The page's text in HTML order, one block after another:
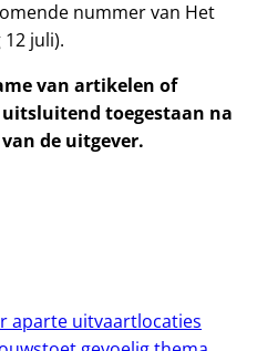
nummer van Het
juli).
van artikelen of
toegestaan na
de uitgever.
aparte uitvaartlocaties